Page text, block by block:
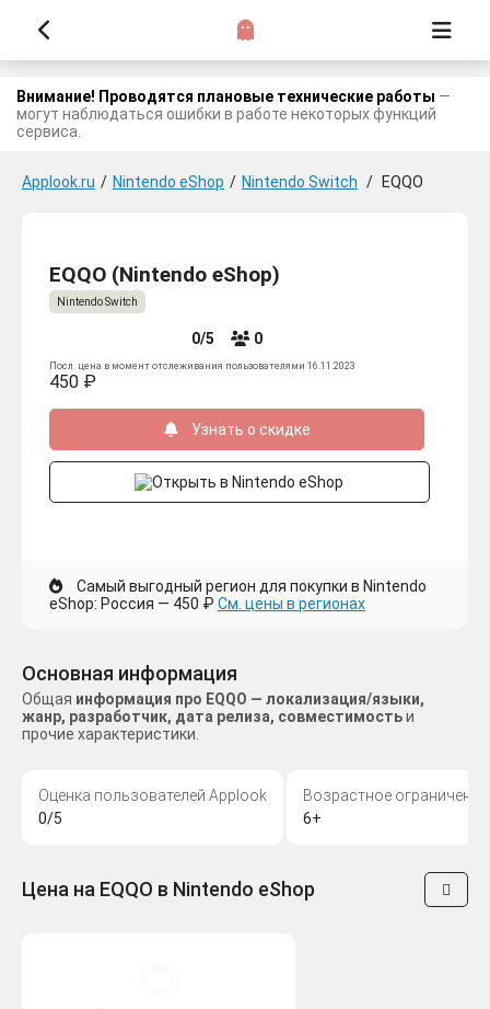
Внимание! Проводятся плановые технические работы —
могут наблюдаться ошибки в работе некоторых функций
сервиса.
Applook.ru / Nintendo eShop / Nintendo Switch / EQQO
EQQO (Nintendo eShop)
Nintendo Switch
0/5 0
Посл. цена в момент отслеживания пользователями 16.11.2023
450 ₽
Узнать о скидке
Самый выгодный регион для покупки в Nintendo
eShop: Россия — 450 ₽ См. цены в регионах
Основная информация
Общая информация про EQQO — локализация/языки,
жанр, разработчик, дата релиза, совместимостьи
прочие характеристики.
Оценка пользователей Applook
0/5
Возрастное ограничение
6+
Цена на EQQO в Nintendo eShop